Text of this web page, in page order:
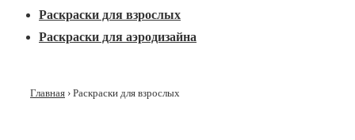
Раскраски для взрослых
Раскраски для аэродизайна
Главная › Раскраски для взрослых